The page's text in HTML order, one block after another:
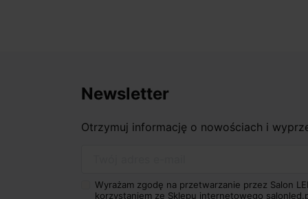
Newsletter
Otrzymuj informację o nowościach i
Wyrażam zgodę na przetwarzanie przez Salon
korzystaniem ze Sklepu internetowego